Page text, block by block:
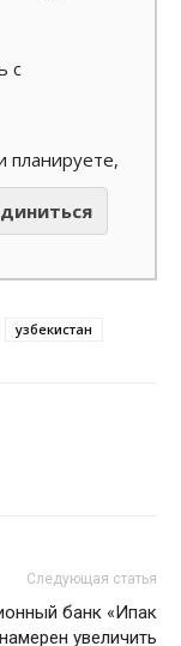
с
планируете,
узбекистан
Следующая статья
банк «Ипак
увеличить